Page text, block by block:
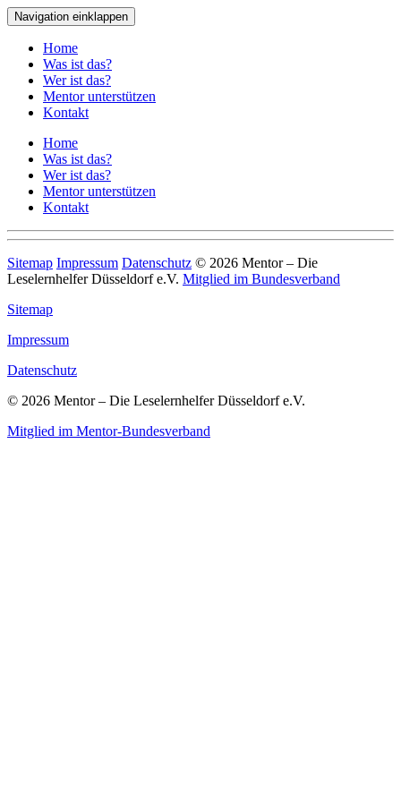
Navigation einklappen
Home
Was ist das?
Wer ist das?
Mentor unterstützen
Kontakt
Home
Was ist das?
Wer ist das?
Mentor unterstützen
Kontakt
Sitemap Impressum Datenschutz © 2026 Mentor – Die
Leselernhelfer Düsseldorf e.V. Mitglied im Bundesverband
Sitemap
Impressum
Datenschutz
© 2026 Mentor – Die Leselernhelfer Düsseldorf e.V.
Mitglied im Mentor-Bundesverband